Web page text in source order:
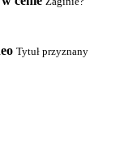
Tytuł przyznany